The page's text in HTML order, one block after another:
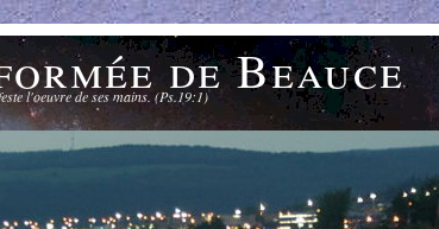
de Beauce
l'oeuvre de ses mains. (Ps.19:1)